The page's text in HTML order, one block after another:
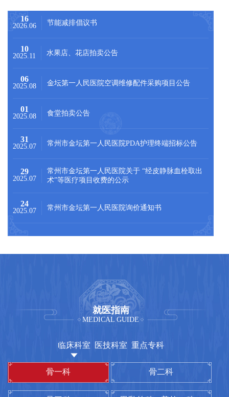
16
2026.06 节能减排倡议书
10
2025.11 水果店、花店拍卖公告
06
2025.08 金坛第一人民医院空调维修配件采购项目公告
01
2025.08 食堂拍卖公告
31
2025.07 常州市金坛第一人民医院PDA护理终端招标公告
29
2025.07
常州市金坛第一人民医院关于 “经皮静脉血栓取出
术”等医疗项目收费的公示
24
2025.07 常州市金坛第一人民医院询价通知书
就医指南
MEDICAL GUIDE
临床科室

医技科室 重点专科
骨一科 骨二科
麻醉科 检验科